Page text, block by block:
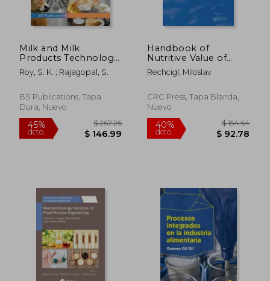
Milk and Milk
Products Technology
(en Inglés)
Roy, S. K. ; Rajagopal, S.
BS Publications, Tapa
Dura, Nuevo
Handbook of
Nutritive Value of
Processed Food:
Volume 1: Food for
Inglés)
Rechcigl, Miloslav
CRC Press, Tapa Blanda,
Nuevo